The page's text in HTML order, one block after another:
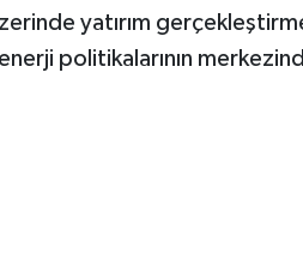
yatırım
politikalarının